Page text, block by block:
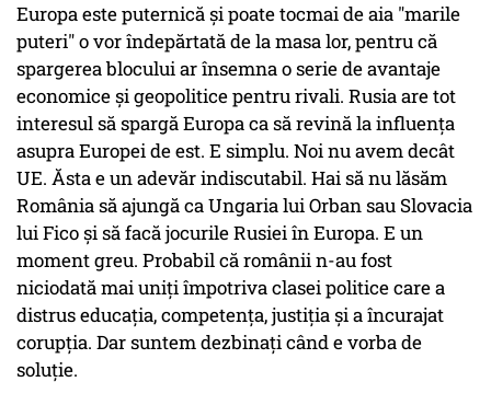
Europa este puternică și poate tocmai de aia "marile
puteri" o vor îndepărtată de la masa lor, pentru că
spargerea blocului ar însemna o serie de avantaje
economice și geopolitice pentru rivali. Rusia are tot
interesul să spargă Europa ca să revină la influența
asupra Europei de est. E simplu. Noi nu avem decât
UE. Ăsta e un adevăr indiscutabil. Hai să nu lăsăm
România să ajungă ca Ungaria lui Orban sau Slovacia
lui Fico și să facă jocurile Rusiei în Europa. E un
moment greu. Probabil că românii n-au fost
niciodată mai uniți împotriva clasei politice care a
distrus educația, competența, justiția și a încurajat
corupția. Dar suntem dezbinați când e vorba de
soluție.